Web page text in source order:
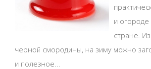
и
стране.
черной смородины, на зиму можно
и полезное...